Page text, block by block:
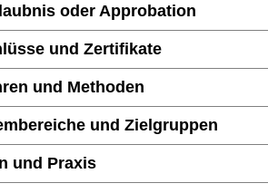
oder Approbation
und Zertifikate
und Methoden
und Zielgruppen
und Praxis